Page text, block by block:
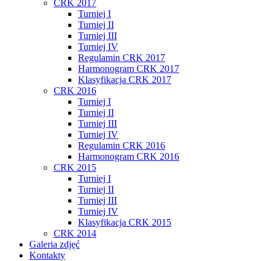
CRK 2017
Turniej I
Turniej II
Turniej III
Turniej IV
Regulamin CRK 2017
Harmonogram CRK 2017
Klasyfikacja CRK 2017
CRK 2016
Turniej I
Turniej II
Turniej III
Turniej IV
Regulamin CRK 2016
Harmonogram CRK 2016
CRK 2015
Turniej I
Turniej II
Turniej III
Turniej IV
Klasyfikacja CRK 2015
CRK 2014
Galeria zdjęć
Kontakty